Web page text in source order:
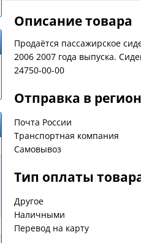
Описание товара
Продаётся пассажирское
2006 2007 года выпуска.
24750-00-00
Отправка в
Почта России
Транспортная компания
Самовывоз
Тип оплаты
Другое
Наличными
Перевод на карту